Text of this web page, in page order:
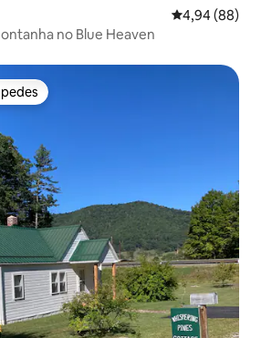
4,94 de uma
4,94 (88)
Crie memórias na montanha no Blue Heaven
dos hóspedes